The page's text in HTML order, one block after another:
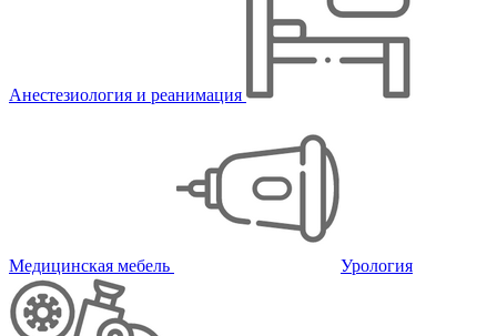
Анестезиология и реанимация
Медицинская мебель Урология